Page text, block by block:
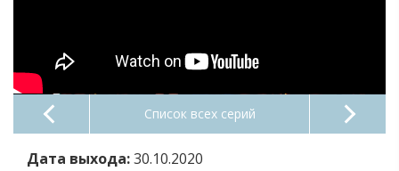
Список всех серий
Дата выхода:30.10.2020